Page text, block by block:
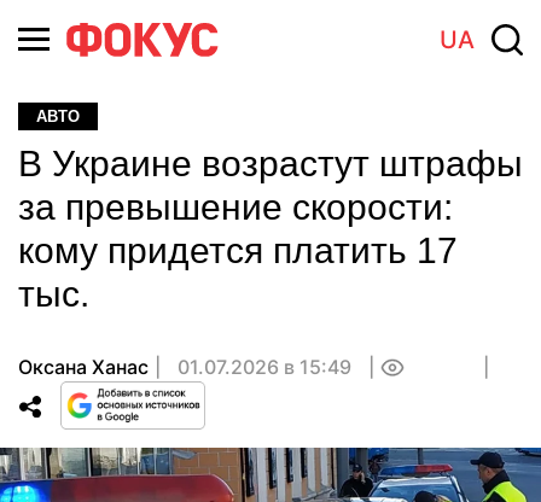
UA
АВТО
В Украине возрастут штрафы
за превышение скорости:
кому придется платить 17
тыс.
Оксана Ханас 01.07.2026 в 15:49